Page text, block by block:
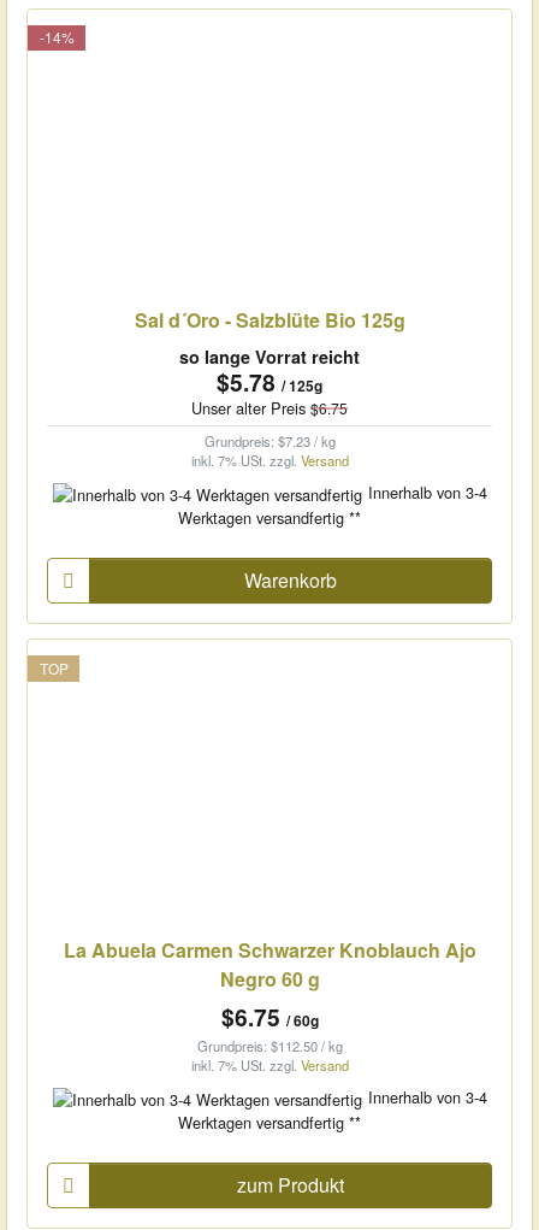
-14%
Sal d´Oro - Salzblüte Bio 125g
so lange Vorrat reicht
$5.78 / 125g
Unser alter Preis $6.75
Grundpreis: $7.23 / kg
inkl. 7% USt. zzgl. Versand
Innerhalb von 3-4
Werktagen versandfertig **
Warenkorb
TOP
La Abuela Carmen Schwarzer Knoblauch Ajo
Negro 60 g
$6.75 / 60g
Grundpreis: $112.50 / kg
inkl. 7% USt. zzgl. Versand
Innerhalb von 3-4
Werktagen versandfertig **
zum Produkt